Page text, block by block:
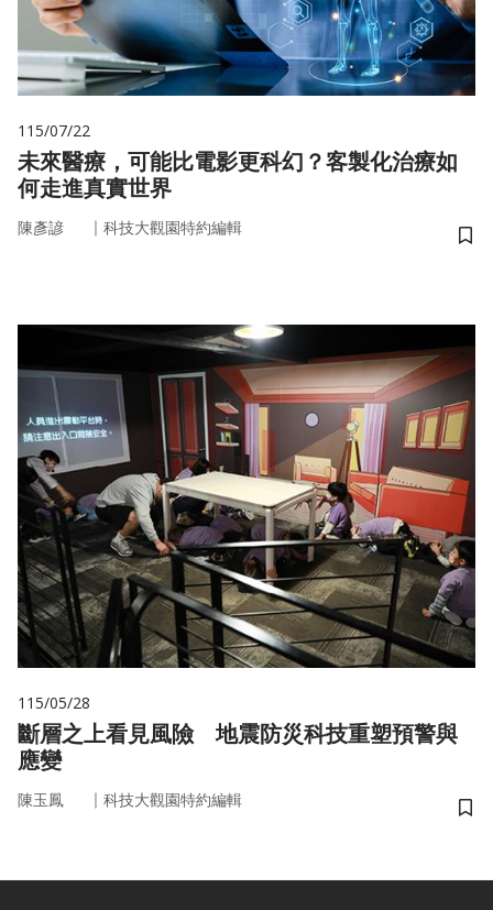
115/07/22
未來醫療，可能比電影更科幻？客製化治療如
何走進真實世界
陳彥諺 ｜ 科技大觀園特約編輯
儲
115/05/28
斷層之上看見風險 地震防災科技重塑預警與
應變
陳玉鳳 ｜ 科技大觀園特約編輯
儲